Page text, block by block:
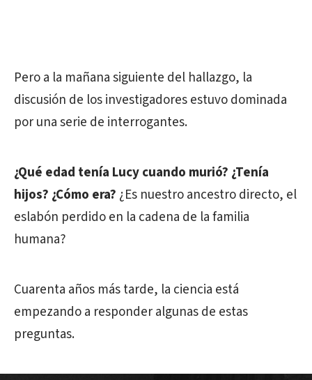
Pero a la mañana siguiente del hallazgo, la
discusión de los investigadores estuvo dominada
por una serie de interrogantes.
¿Qué edad tenía Lucy cuando murió? ¿Tenía
hijos? ¿Cómo era? ¿Es nuestro ancestro directo, el
eslabón perdido en la cadena de la familia
humana?
Cuarenta años más tarde, la ciencia está
empezando a responder algunas de estas
preguntas.